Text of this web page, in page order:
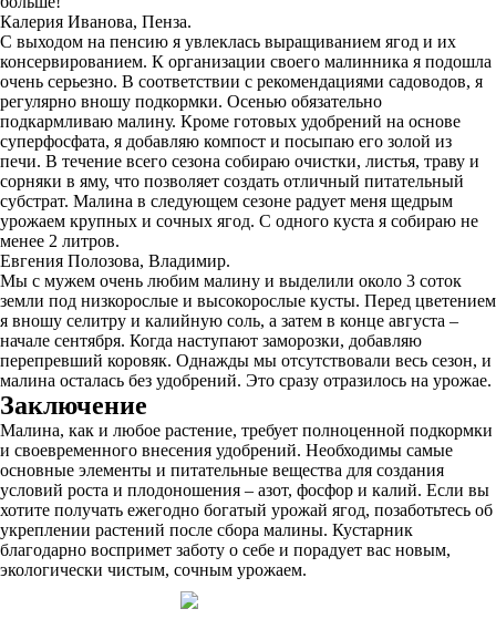
Калерия Иванова, Пенза.
С выходом на пенсию я увлеклась выращиванием ягод и их
консервированием. К организации своего малинника я подошла
очень серьезно. В соответствии с рекомендациями садоводов, я
регулярно вношу подкормки. Осенью обязательно
подкармливаю малину. Кроме готовых удобрений на основе
суперфосфата, я добавляю компост и посыпаю его золой из
печи. В течение всего сезона собираю очистки, листья, траву и
сорняки в яму, что позволяет создать отличный питательный
субстрат. Малина в следующем сезоне радует меня щедрым
урожаем крупных и сочных ягод. С одного куста я собираю не
менее 2 литров.
Евгения Полозова, Владимир.
Мы с мужем очень любим малину и выделили около 3 соток
земли под низкорослые и высокорослые кусты. Перед цветением
я вношу селитру и калийную соль, а затем в конце августа –
начале сентября. Когда наступают заморозки, добавляю
перепревший коровяк. Однажды мы отсутствовали весь сезон, и
малина осталась без удобрений. Это сразу отразилось на урожае.
Заключение
Малина, как и любое растение, требует полноценной подкормки
и своевременного внесения удобрений. Необходимы самые
основные элементы и питательные вещества для создания
условий роста и плодоношения – азот, фосфор и калий. Если вы
хотите получать ежегодно богатый урожай ягод, позаботьтесь об
укреплении растений после сбора малины. Кустарник
благодарно воспримет заботу о себе и порадует вас новым,
экологически чистым, сочным урожаем.